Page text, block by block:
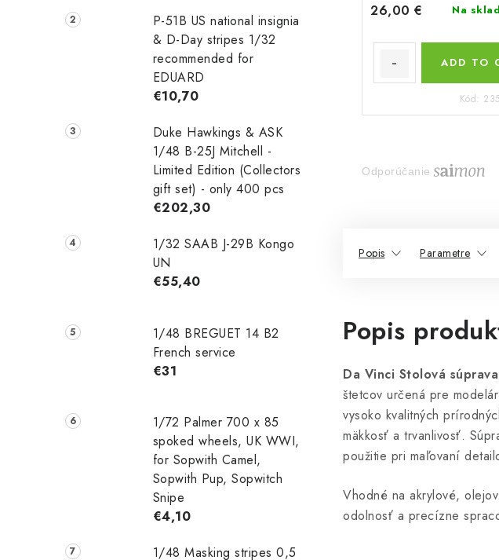
P-51B US national insignia
& D-Day stripes 1/32
recommended for
EDUARD
€10,70
Duke Hawkings & ASK
1/48 B-25J Mitchell -
Limited Edition (Collectors
gift set) - only 400 pcs
€202,30
1/32 SAAB J-29B Kongo
UN
€55,40
1/48 ‌‌BREGUET 14 B2
French service
€31
1/72 Palmer 700 x 85
spoked wheels, UK WWI,
for Sopwith Camel,
Sopwith Pup, Sopwitch
Snipe
€4,10
1/48 Masking stripes 0,5
26,00 € Na
ADD TO
Kód:
Odporúčanie
Popis Parametre
Popis
Da Vinci Stolová
štetcov určená pre
vysoko kvalitných
mäkkosť a trvanlivosť.
použitie pri maľovaní
Vhodné na akrylové,
odolnosť a precízne